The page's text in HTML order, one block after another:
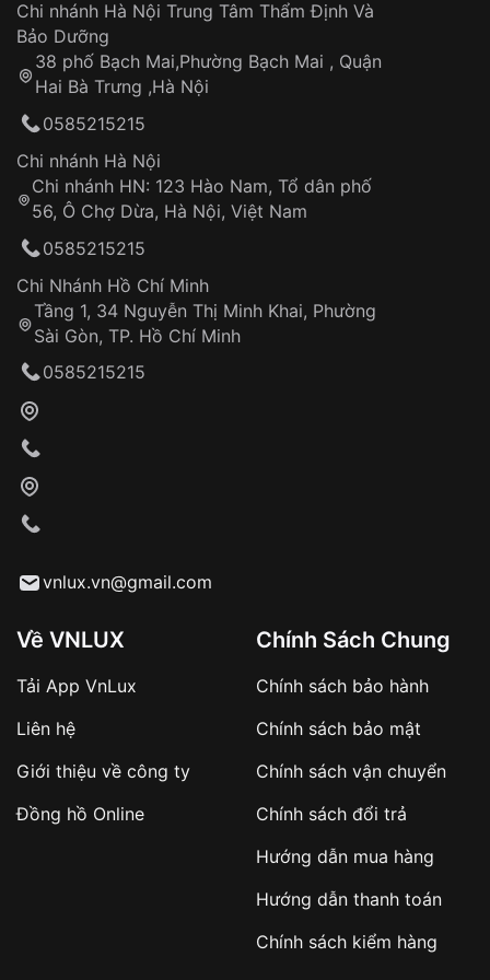
Áp dụng cho tất cả tỉnh thành trên toàn quốc
Thời gian tính từ khi xác nhận đơn hàng thành
công
Hotline: 0585 215 215
Từ khóa SEO:
Khách hàng kiểm tra và thanh toán trực tiếp
Từ khóa SEO:
sản phẩm đặc biệt
hàng
Số tiền còn lại thanh toán khi nhận hàng hoặc
✔️ Đảm bảo xử lý đơn hàng nhanh chóng
✔️ Hạn chế tình trạng hủy đơn không mong
Dây đeo
Sản phẩm đã bị:
Tự ý sửa chữa
thống VNLUX
Đảm bảo quyền lợi khách hàng
Đồng hành cùng khách hàng trong suốt quá
trình sử dụng
Chi nhánh Hà Nội Trung Tâm Thẩm Định Và
Bảo Dưỡng
38 phố Bạch Mai,Phường Bạch Mai , Quận
Hai Bà Trưng ,Hà Nội
0585215215
Chi nhánh Hà Nội
Chi nhánh HN: 123 Hào Nam, Tổ dân phố
56, Ô Chợ Dừa, Hà Nội, Việt Nam
0585215215
Chi Nhánh Hồ Chí Minh
Tầng 1, 34 Nguyễn Thị Minh Khai, Phường
Sài Gòn, TP. Hồ Chí Minh
0585215215
vnlux.vn@gmail.com
Về VNLUX
Tải App VnLux
Liên hệ
Giới thiệu về công ty
Đồng hồ Online
Chính Sách Chung
Chính sách bảo hành
Chính sách bảo mật
Chính sách vận chuyển
Chính sách đổi trả
Hướng dẫn mua hàng
Hướng dẫn thanh toán
Chính sách kiểm hàng